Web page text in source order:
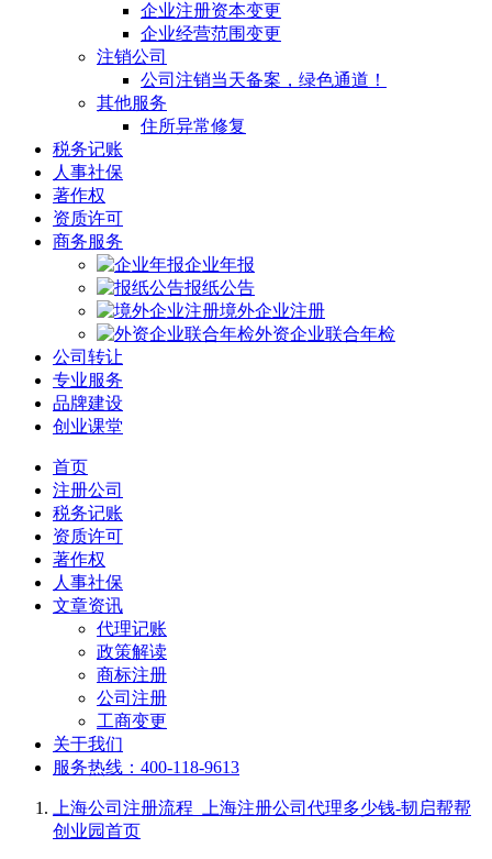
企业注册资本变更
企业经营范围变更
注销公司
公司注销当天备案，绿色通道！
其他服务
住所异常修复
税务记账
人事社保
著作权
资质许可
商务服务
企业年报
报纸公告
境外企业注册
外资企业联合年检
公司转让
专业服务
品牌建设
创业课堂
首页
注册公司
税务记账
资质许可
著作权
人事社保
文章资讯
代理记账
政策解读
商标注册
公司注册
工商变更
关于我们
服务热线：400-118-9613
上海公司注册流程_上海注册公司代理多少钱-韧启帮帮
创业园首页